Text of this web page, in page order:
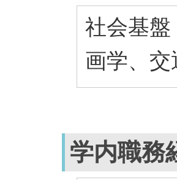
社会基
画学、交
学内職務